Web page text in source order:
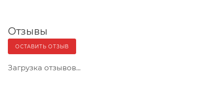
Отзывы
ОСТАВИТЬ ОТЗЫВ
Загрузка отзывов...